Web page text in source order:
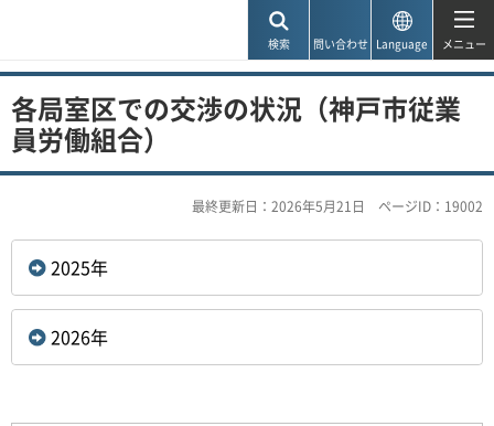
検索 問い合わせ Language メニュー
各局室区での交渉の状況（神戸市従業
員労働組合）
最終更新日：2026年5月21日 ページID：19002
2025年
2026年